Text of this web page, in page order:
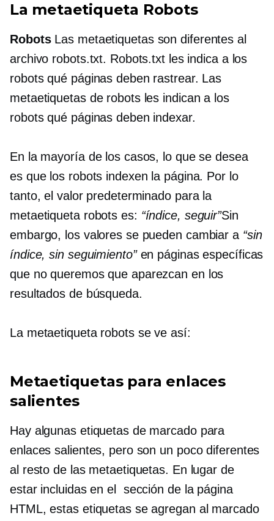
La metaetiqueta Robots
RobotsLas metaetiquetas son diferentes al
archivo robots.txt. Robots.txt les indica a los
robots qué páginas deben rastrear. Las
metaetiquetas de robots les indican a los
robots qué páginas deben indexar.
En la mayoría de los casos, lo que se desea
es que los robots indexen la página. Por lo
tanto, el valor predeterminado para la
metaetiqueta robots es: “índice, seguir”Sin
embargo, los valores se pueden cambiar a “sin
índice, sin seguimiento”en páginas específicas
que no queremos que aparezcan en los
resultados de búsqueda.
La metaetiqueta robots se ve así:
Metaetiquetas para enlaces
salientes
Hay algunas etiquetas de marcado para
enlaces salientes, pero son un poco diferentes
al resto de las metaetiquetas. En lugar de
estar incluidas en el
sección de la página
HTML, estas etiquetas se agregan al marcado